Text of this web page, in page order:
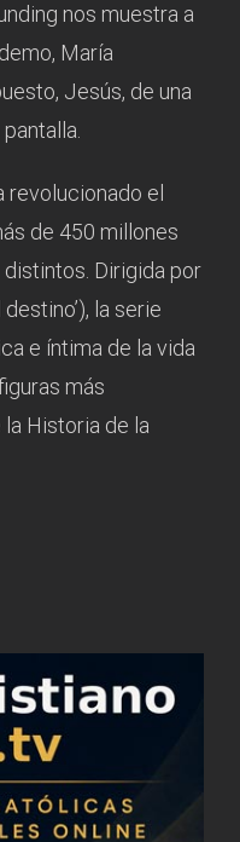
nos muestra a
María
Jesús, de una
revolucionado el
de 450 millones
Dirigida por
la serie
e íntima de la vida
más
Historia de la